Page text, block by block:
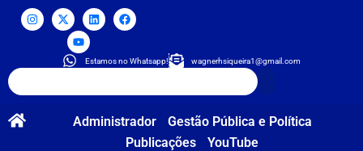
Estamos no Whatsapp! wagnerhsiqueira1@gmail.com
Administrador
Gestão Pública e Política
Publicações
YouTube